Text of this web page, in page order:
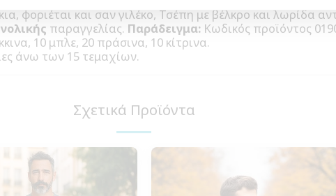
φοριέται και σαν γιλέκο, Τσέπη με βέλκρο και λωρίδα
παραγγελίας. Παράδειγμα: Κωδικός προϊόντος
10 μπλε, 20 πράσινα, 10 κίτρινα.
άνω των 15 τεμαχίων.
Σχετικά Προϊόντα